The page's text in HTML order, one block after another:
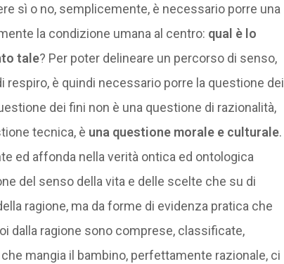
sì o no, semplicemente, è necessario porre una
la condizione umana al centro: qual è lo
tale? Per poter delineare un percorso di senso,
è quindi necessario porre la questione dei
dei fini non è una questione di razionalità,
tecnica, è una questione morale e culturale.
ed affonda nella verità ontica ed ontologica
del senso della vita e delle scelte che su di
ragione, ma da forme di evidenza pratica che
dalla ragione sono comprese, classificate,
mangia il bambino, perfettamente razionale, ci